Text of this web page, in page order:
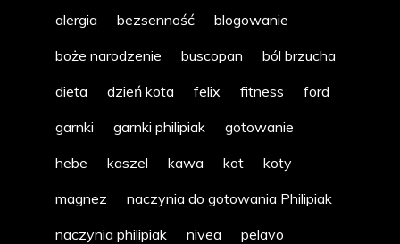
alergia
bezsenność
blogowanie
boże narodzenie
buscopan
ból brzucha
dieta
dzień kota felix fitness
ford
garnki
garnki philipiak
gotowanie
hebe
kaszel kawa kot
koty
magnez
naczynia do gotowania Philipiak
naczynia philipiak
nivea
pelavo